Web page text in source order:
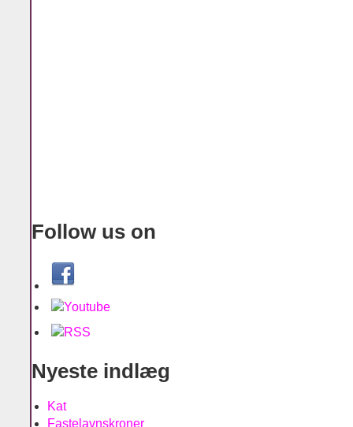
Follow us on
Nyeste indlæg
Kat
Fastelavnskroner